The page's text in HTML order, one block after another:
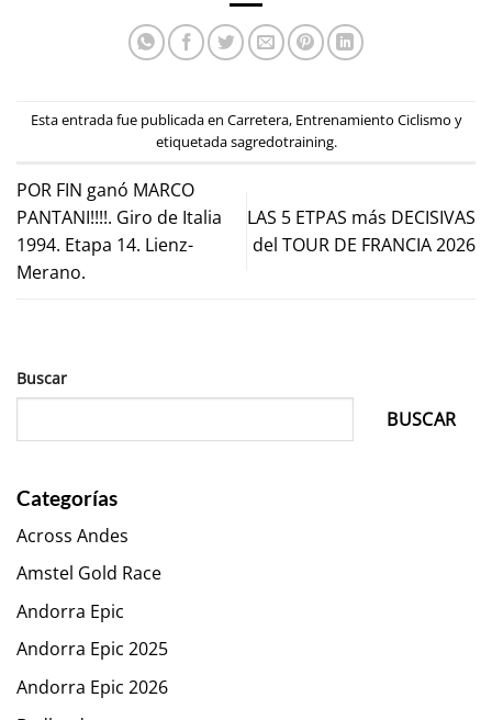
Esta entrada fue publicada en Carretera, Entrenamiento Ciclismo y
etiquetadasagredotraining.
POR FIN ganó MARCO
PANTANI!!!!. Giro de Italia
1994. Etapa 14. Lienz-
Merano.
LAS 5 ETPAS más DECISIVAS
del TOUR DE FRANCIA 2026
Buscar
BUSCAR
Categorías
Across Andes
Amstel Gold Race
Andorra Epic
Andorra Epic 2025
Andorra Epic 2026